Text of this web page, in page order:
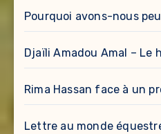
Pourquoi avons-nous
Djaïli Amadou Amal – Le
Rima Hassan face à un
Lettre au monde